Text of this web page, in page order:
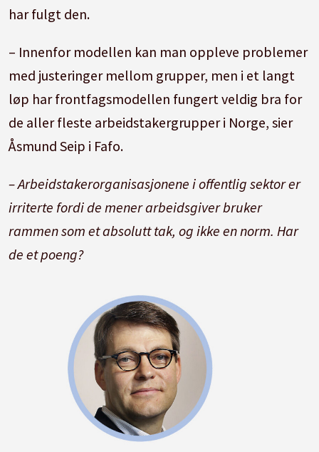
har fulgt den.
– Innenfor modellen kan man oppleve problemer
med justeringer mellom grupper, men i et langt
løp har frontfagsmodellen fungert veldig bra for
de aller fleste arbeidstakergrupper i Norge, sier
Åsmund Seip i Fafo.
– Arbeidstakerorganisasjonene i offentlig sektor er
irriterte fordi de mener arbeidsgiver bruker
rammen som et absolutt tak, og ikke en norm. Har
de et poeng?